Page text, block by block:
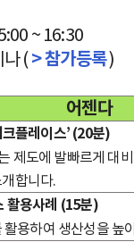
~ 16:30
나 (> 참가등록)
어젠다
플레이스’ (20분)
제도에 발빠르게 대
합니다.
활용사례 (15분)
용하여 생산성을 높